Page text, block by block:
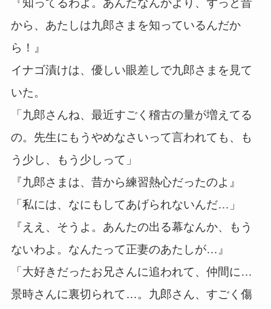
から、あたしは九郎さまを知っているんだか
ら！』
イナゴ漬けは、優しい眼差しで九郎さまを見て
いた。
「九郎さんね、最近すごく稽古の量が増えてる
の。先生にもうやめなさいって言われても、も
う少し、もう少しって」
『九郎さまは、昔から練習熱心だったのよ』
「私には、なにもしてあげられないんだ…」
『ええ、そうよ。あんたの出る幕なんか、もう
ないわよ。なんたって正妻のあたしが…』
「大好きだったお兄さんに追われて、仲間に…
景時さんに裏切られて…。九郎さん、すごく傷